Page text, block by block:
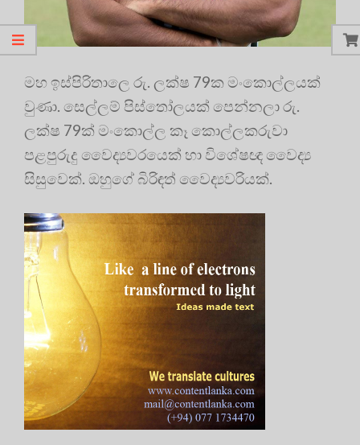
මහ ඉස්පිරිතාලෙ රු. ලක්ෂ 79ක මංකොල්ලයක්
වුණා. සෙල්ලම් පිස්තෝලයක් පෙන්නලා රු.
ලක්ෂ 79ක් මංකොල්ල කෑ කොල්ලකරුවා
පළපුරුදු වෛද්‍යවරයෙක් හා විශේෂඥ වෛද්‍ය
සිසුවෙක්. ඔහුගේ බිරිඳත් වෛද්‍යවරියක්.